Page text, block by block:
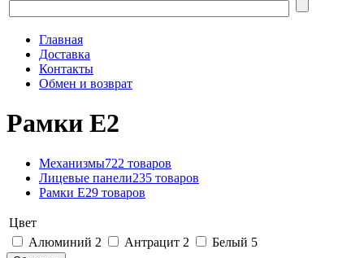
Главная
Доставка
Контакты
Обмен и возврат
Рамки E2
Механизмы722 товаров
Лицевые панели235 товаров
Рамки E29 товаров
Цвет
Алюминий 2 Антрацит 2 Белый 5